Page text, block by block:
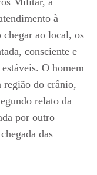
à
ao local, os
consciente e
O homem
do crânio,
relato da
por outro
das